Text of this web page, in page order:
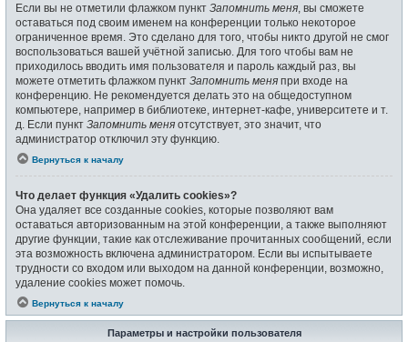
Если вы не отметили флажком пункт Запомнить меня , вы сможете
оставаться под своим именем на конференции только некоторое
ограниченное время. Это сделано для того, чтобы никто другой не смог
воспользоваться вашей учётной записью. Для того чтобы вам не
приходилось вводить имя пользователя и пароль каждый раз, вы
можете отметить флажком пункт Запомнить меня при входе на
конференцию. Не рекомендуется делать это на общедоступном
компьютере, например в библиотеке, интернет-кафе, университете и т.
д. Если пункт Запомнить меня отсутствует, это значит, что
администратор отключил эту функцию.
Вернуться к началу
Что делает функция «Удалить cookies»?
Она удаляет все созданные cookies, которые позволяют вам
оставаться авторизованным на этой конференции, а также выполняют
другие функции, такие как отслеживание прочитанных сообщений, если
эта возможность включена администратором. Если вы испытываете
трудности со входом или выходом на данной конференции, возможно,
удаление cookies может помочь.
Вернуться к началу
Параметры и настройки пользователя